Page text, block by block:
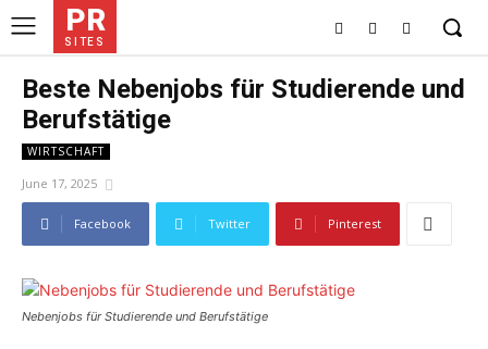
PR
SITES
Beste Nebenjobs für Studierende und
Berufstätige
WIRTSCHAFT
June 17, 2025
Facebook Twitter Pinterest
Nebenjobs für Studierende und Berufstätige